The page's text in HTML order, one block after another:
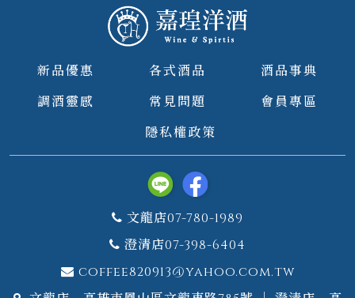
新品優惠 各式酒品
酒品事典
調酒靈感
常見問題
會員專區
隱私權政策
文龍店07-780-1989
澄清店07-398-6404
coffee820913@yahoo.com.tw